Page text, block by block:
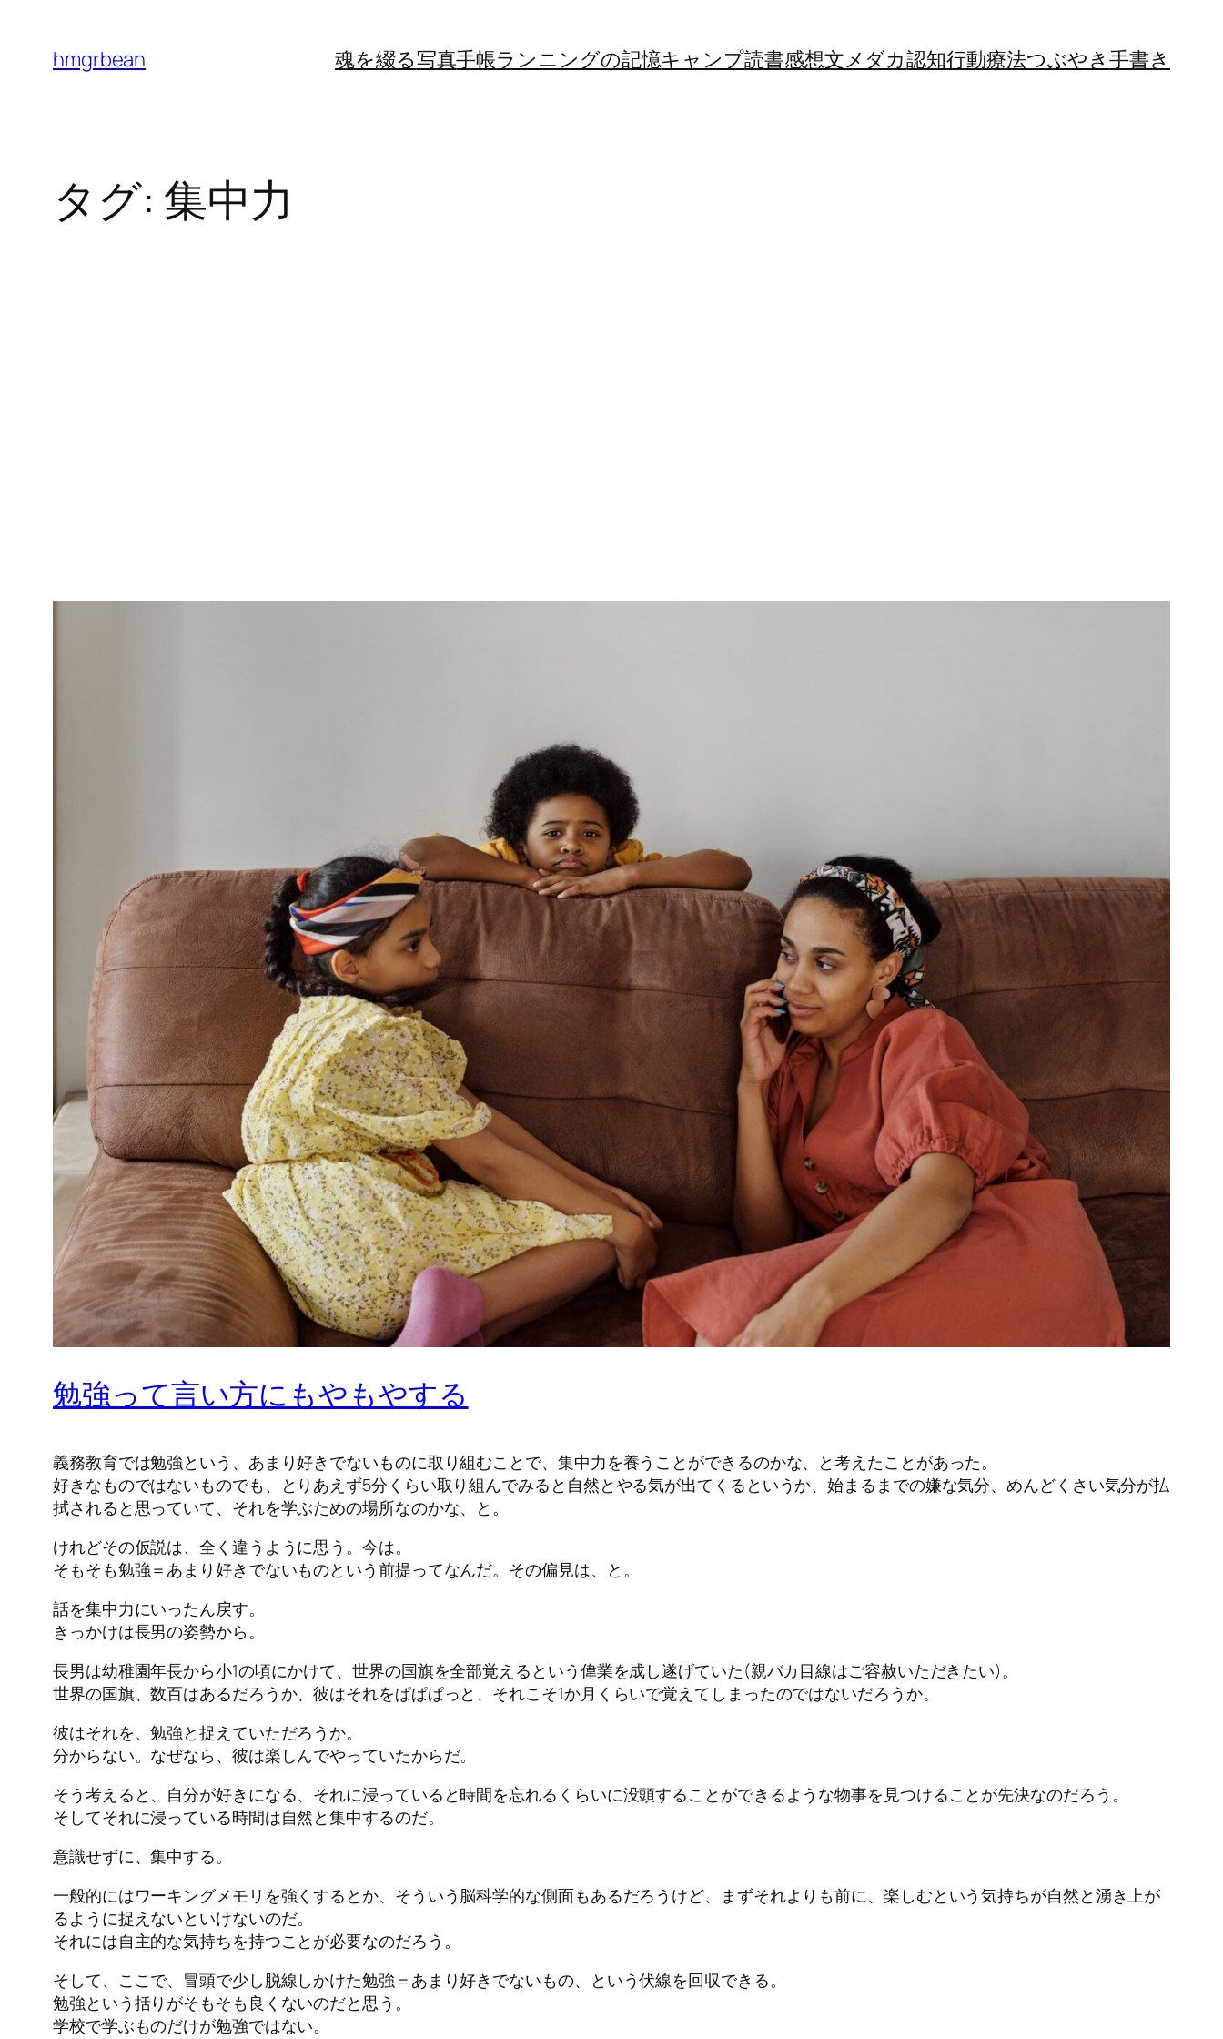
hmgrbean 魂を綴る写真手帳ランニングの記憶キャンプ読書感想文メダカ認知行動療法つぶやき手書き
タグ: 集中力
勉強って言い方にもやもやする
義務教育では勉強という、あまり好きでないものに取り組むことで、集中力を養うことができるのかな、と考えたことがあった。
好きなものではないものでも、とりあえず5分くらい取り組んでみると自然とやる気が出てくるというか、始まるまでの嫌な気分、めんどくさい気分が払
拭されると思っていて、それを学ぶための場所なのかな、と。
けれどその仮説は、全く違うように思う。今は。
そもそも勉強＝あまり好きでないものという前提ってなんだ。その偏見は、と。
話を集中力にいったん戻す。
きっかけは長男の姿勢から。
長男は幼稚園年長から小1の頃にかけて、世界の国旗を全部覚えるという偉業を成し遂げていた(親バカ目線はご容赦いただきたい)。
世界の国旗、数百はあるだろうか、彼はそれをぱぱぱっと、それこそ1か月くらいで覚えてしまったのではないだろうか。
彼はそれを、勉強と捉えていただろうか。
分からない。なぜなら、彼は楽しんでやっていたからだ。
そう考えると、自分が好きになる、それに浸っていると時間を忘れるくらいに没頭することができるような物事を見つけることが先決なのだろう。
そしてそれに浸っている時間は自然と集中するのだ。
意識せずに、集中する。
一般的にはワーキングメモリを強くするとか、そういう脳科学的な側面もあるだろうけど、まずそれよりも前に、楽しむという気持ちが自然と湧き上が
るように捉えないといけないのだ。
それには自主的な気持ちを持つことが必要なのだろう。
そして、ここで、冒頭で少し脱線しかけた勉強＝あまり好きでないもの、という伏線を回収できる。
勉強という括りがそもそも良くないのだと思う。
学校で学ぶものだけが勉強ではない。